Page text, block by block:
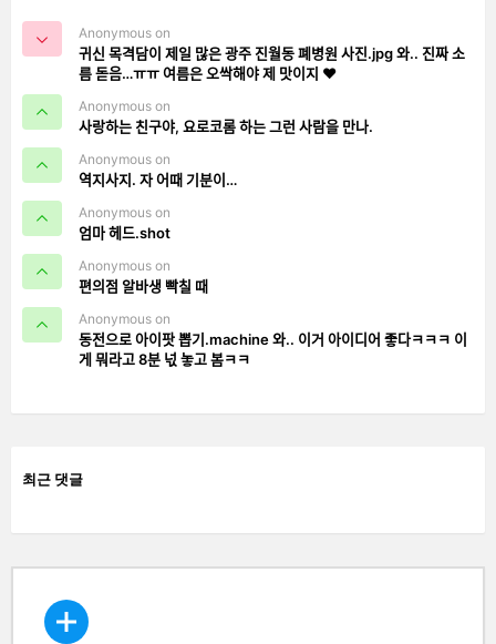
Anonymous on
귀신 목격담이 제일 많은 광주 진월동 폐병원 사진.jpg 와.. 진짜 소
름 돋음…ㅠㅠ 여름은 오싹해야 제 맛이지 ❤️
Anonymous on
사랑하는 친구야, 요로코롬 하는 그런 사람을 만나.
Anonymous on
역지사지. 자 어때 기분이…
Anonymous on
엄마 헤드.shot
Anonymous on
편의점 알바생 빡칠 때
Anonymous on
동전으로 아이팟 뽑기.machine 와.. 이거 아이디어 좋다ㅋㅋㅋ 이
게 뭐라고 8분 넋 놓고 봄ㅋㅋ
최근 댓글